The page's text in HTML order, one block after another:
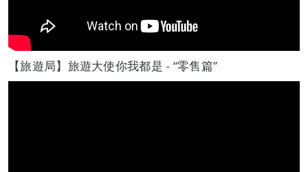
【旅遊局】旅遊大使你我都是 - “零售篇”